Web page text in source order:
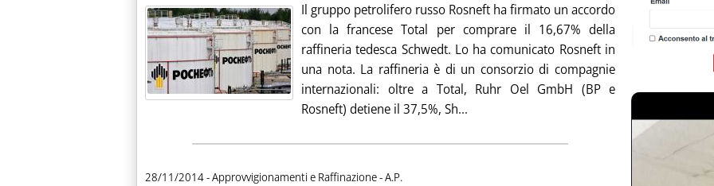
Il gruppo petrolifero russo Rosneft ha firmato un accordo
con la francese Total per comprare il 16,67% della
raffineria tedesca Schwedt. Lo ha comunicato Rosneft in
una nota. La raffineria è di un consorzio di compagnie
internazionali: oltre a Total, Ruhr Oel GmbH (BP e
Rosneft) detiene il 37,5%, Sh...
28/11/2014- Approvvigionamenti e Raffinazione -di:
A.P.